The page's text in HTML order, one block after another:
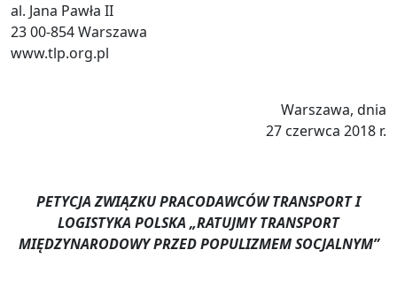
al. Jana Pawła II
23 00-854 Warszawa
www.tlp.org.pl
Warszawa, dnia
27 czerwca 2018 r.
PETYCJA ZWIĄZKU PRACODAWCÓW TRANSPORT I
LOGISTYKA POLSKA „RATUJMY TRANSPORT
MIĘDZYNARODOWY PRZED POPULIZMEM SOCJALNYM”